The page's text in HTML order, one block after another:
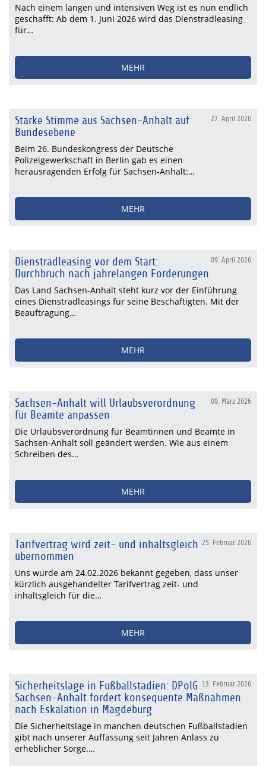
Nach einem langen und intensiven Weg ist es nun endlich
geschafft: Ab dem 1. Juni 2026 wird das Dienstradleasing
für…
MEHR
27. April 2026
Starke Stimme aus Sachsen-Anhalt auf
Bundesebene
Beim 26. Bundeskongress der Deutsche
Polizeigewerkschaft in Berlin gab es einen
herausragenden Erfolg für Sachsen-Anhalt:…
MEHR
09. April 2026
Dienstradleasing vor dem Start:
Durchbruch nach jahrelangen Forderungen
Das Land Sachsen-Anhalt steht kurz vor der Einführung
eines Dienstradleasings für seine Beschäftigten. Mit der
Beauftragung…
MEHR
09. März 2026
Sachsen-Anhalt will Urlaubsverordnung
für Beamte anpassen
Die Urlaubsverordnung für Beamtinnen und Beamte in
Sachsen-Anhalt soll geändert werden. Wie aus einem
Schreiben des…
MEHR
25. Februar 2026
Tarifvertrag wird zeit- und inhaltsgleich
übernommen
Uns wurde am 24.02.2026 bekannt gegeben, dass unser
kürzlich ausgehandelter Tarifvertrag zeit- und
inhaltsgleich für die…
MEHR
13. Februar 2026
Sicherheitslage in Fußballstadien: DPolG
Sachsen-Anhalt fordert konsequente Maßnahmen
nach Eskalation in Magdeburg
Die Sicherheitslage in manchen deutschen Fußballstadien
gibt nach unserer Auffassung seit Jahren Anlass zu
erheblicher Sorge.…